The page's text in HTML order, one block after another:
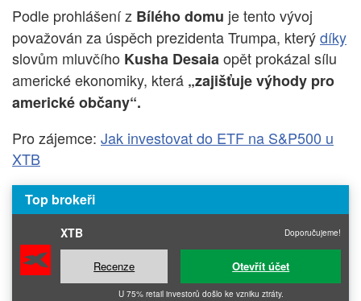
Podle prohlášení z Bílého domu je tento vývoj
považován za úspěch prezidenta Trumpa, kterýdíky
slovům mluvčího Kusha Desaiaopět prokázal sílu
americké ekonomiky, která „zajišťuje výhody pro
americké občany“.
Pro zájemce: Jak investovat do ETF na S&P500 u
XTB
Top brokeři
XTB Doporučujeme!
Recenze Otevřít účet
U 75% retail investorů došlo ke vzniku ztráty.